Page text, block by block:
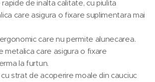
de inalta calitate, cu piulita
care asigura o fixare suplimentara mai
care nu permite alunecarea.
metalica care asigura o fixare
la furtun.
strat de acoperire moale din cauciuc